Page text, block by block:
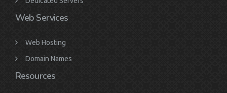
Web Services
Web Hosting
Domain Names
Resources